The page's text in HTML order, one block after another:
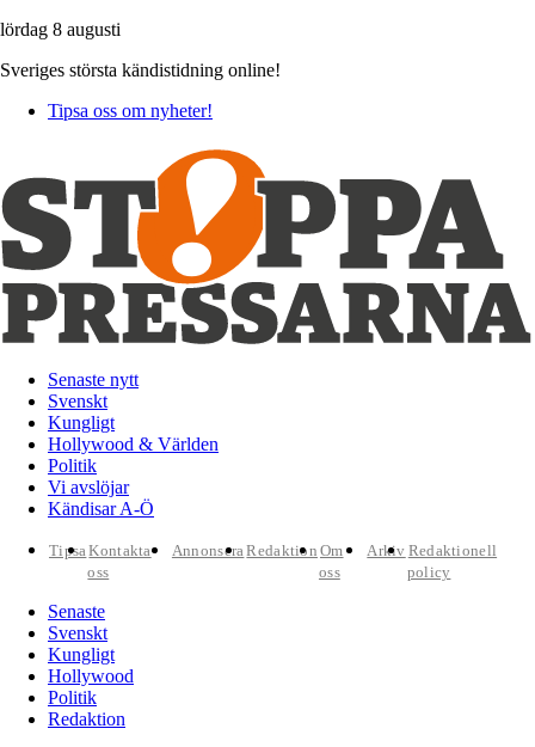
lördag 8 augusti
Sveriges största kändistidning online!
Tipsa oss om nyheter!
Senaste nytt
Svenskt
Kungligt
Hollywood & Världen
Politik
Vi avslöjar
Kändisar A-Ö
TipsaKontakta
oss
AnnonseraRedaktion Om
oss
Arkiv Redaktionell
policy
Senaste
Svenskt
Kungligt
Hollywood
Politik
Redaktion